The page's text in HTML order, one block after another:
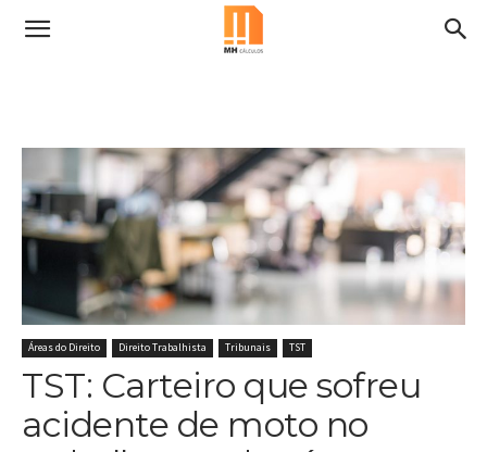
Áreas do Direito Direito Trabalhista Tribunais TST
TST: Carteiro que sofreu
acidente de moto no